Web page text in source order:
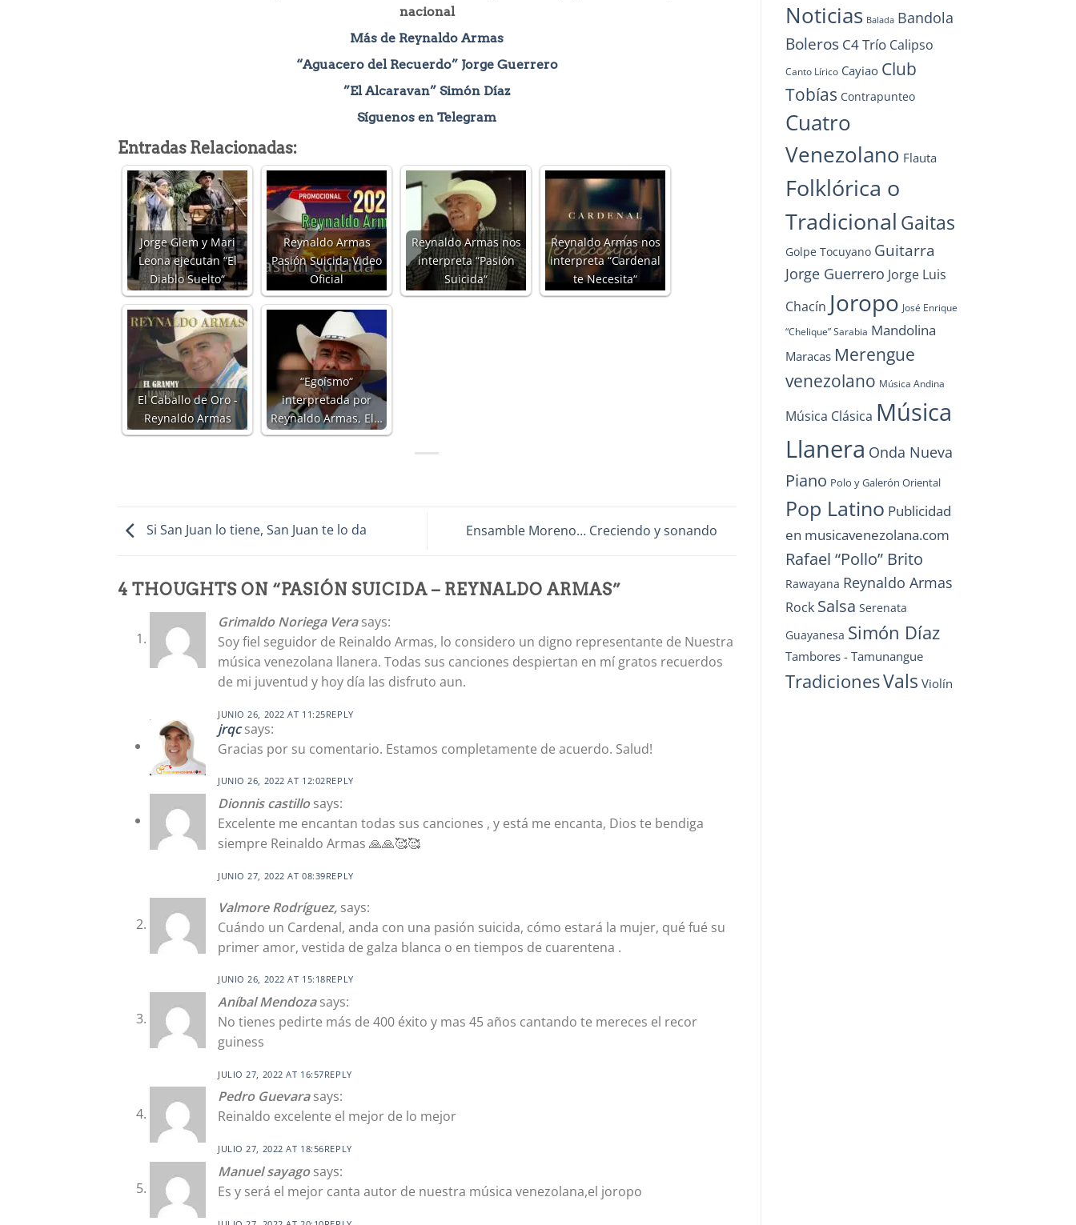
nacional
Más de Reynaldo Armas
“Aguacero del Recuerdo” Jorge Guerrero
”El Alcaravan” Simón Díaz
Síguenos en Telegram
Entradas Relacionadas:
Jorge Glem y Mari
Leona ejecutan “El
Diablo Suelto“
Reynaldo Armas
Pasión Suicida Video
Oficial
Reynaldo Armas nos
interpreta “Pasión
Suicida“
Reynaldo Armas nos
interpreta “Cardenal
te Necesita“
El Caballo de Oro -
Reynaldo Armas
“Egoísmo“
interpretada por
Reynaldo Armas, El…
Si San Juan lo tiene, San Juan te lo da Ensamble Moreno… Creciendo y sonando
4 THOUGHTS ON “PASIÓN SUICIDA – REYNALDO ARMAS”
Grimaldo Noriega Vera says:
Soy fiel seguidor de Reinaldo Armas, lo considero un digno representante de Nuestra
música venezolana llanera. Todas sus canciones despiertan en mí gratos recuerdos
de mi juventud y hoy día las disfruto aun.
JUNIO 26, 2022 AT 11:25REPLY
jrqc says:
Gracias por su comentario. Estamos completamente de acuerdo. Salud!
JUNIO 26, 2022 AT 12:02REPLY
Dionnis castillo says:
Excelente me encantan todas sus canciones , y está me encanta, Dios te bendiga
siempre Reinaldo Armas 🙏🙏🥰🥰
JUNIO 27, 2022 AT 08:39REPLY
Valmore Rodríguez, says:
Cuándo un Cardenal, anda con una pasión suicida, cómo estará la mujer, qué fué su
primer amor, vestida de galza blanca o en tiempos de cuarentena .
JUNIO 26, 2022 AT 15:18REPLY
Aníbal Mendoza says:
No tienes pedirte más de 400 éxito y mas 45 años cantando te mereces el recor
guiness
JULIO 27, 2022 AT 16:57REPLY
Pedro Guevara says:
Reinaldo excelente el mejor de lo mejor
JULIO 27, 2022 AT 18:56REPLY
Manuel sayago says:
Es y será el mejor canta autor de nuestra música venezolana,el joropo
Noticias Balada Bandola
Boleros C4 Trío Calipso
Canto Lírico Cayiao Club
Tobías Contrapunteo
Cuatro
Venezolano Flauta
Folklórica o
Tradicional Gaitas
Golpe Tocuyano Guitarra
Jorge Guerrero Jorge Luis
Chacín Joropo José Enrique
“Chelique” Sarabia Mandolina
Maracas Merengue
venezolano Música Andina
Música Clásica Música
Llanera Onda Nueva
Piano Polo y Galerón Oriental
Pop Latino Publicidad
en musicavenezolana.com
Rafael “Pollo” Brito
Rawayana Reynaldo Armas
Rock Salsa Serenata
Guayanesa Simón Díaz
Tambores - Tamunangue
TradicionesVals Violín